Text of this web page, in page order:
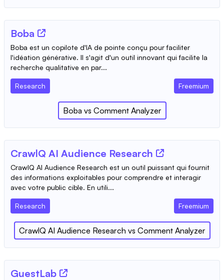
Boba
Boba est un copilote d'IA de pointe conçu pour faciliter
l'idéation générative. Il s'agit d'un outil innovant qui facilite la
recherche qualitative en par...
Research Freemium
Boba vs Comment Analyzer
CrawlQ AI Audience Research
CrawlQ AI Audience Research est un outil puissant qui fournit
des informations exploitables pour comprendre et interagir
avec votre public cible. En utili...
Research Freemium
CrawlQ AI Audience Research vs Comment Analyzer
GuestLab